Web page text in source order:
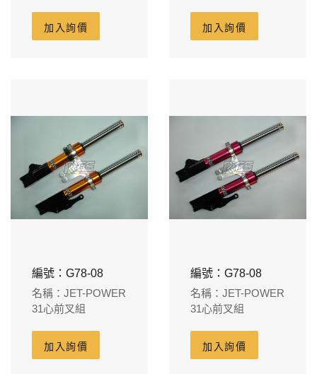
盤(通GP110.勁麗、
VP110.鋒麗)
加入詢價 加入詢價
編號：G78-08
名稱：JET-POWER
31心前叉組
加入詢價
編號：G78-08
名稱：JET-POWER
31心前叉組
加入詢價